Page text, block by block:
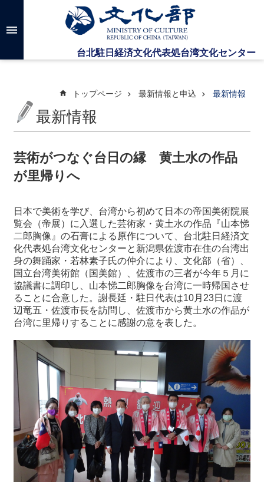
メインのコンテンツブロックにジャンプします
高
検
台
文
化
セ
ー
に
つ
い
て
最
新
情
報
と
申
込
事
台
トップページ 最新情報と申込 最新情報
最新情報
芸術がつなぐ台日の縁 黄土水の作品
が里帰りへ
日本で美術を学び、台湾から初めて日本の帝国美術院展
覧会（帝展）に入選した芸術家・黄土水の作品『山本悌
二郎胸像』の石膏による原作について、台北駐日経済文
化代表処台湾文化センターと新潟県佐渡市在住の台湾出
身の舞踊家・若林素子氏の仲介により、文化部（省）、
国立台湾美術館（国美館）、佐渡市の三者が今年５月に
協議書に調印し、山本悌二郎胸像を台湾に一時帰国させ
ることに合意した。謝長廷・駐日代表は10月23日に渡
辺竜五・佐渡市長を訪問し、佐渡市から黄土水の作品が
台湾に里帰りすることに感謝の意を表した。